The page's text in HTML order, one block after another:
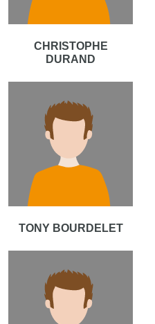
CHRISTOPHE
DURAND
TONY BOURDELET